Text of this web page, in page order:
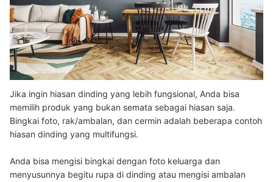
Jika ingin hiasan dinding yang lebih fungsional, Anda bisa
memilih produk yang bukan semata sebagai hiasan saja.
Bingkai foto, rak/ambalan, dan cermin adalah beberapa contoh
hiasan dinding yang multifungsi.
Anda bisa mengisi bingkai dengan foto keluarga dan
menyusunnya begitu rupa di dinding atau mengisi ambalan